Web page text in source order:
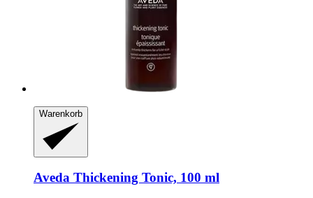
Warenkorb
Aveda Thickening Tonic, 100 ml